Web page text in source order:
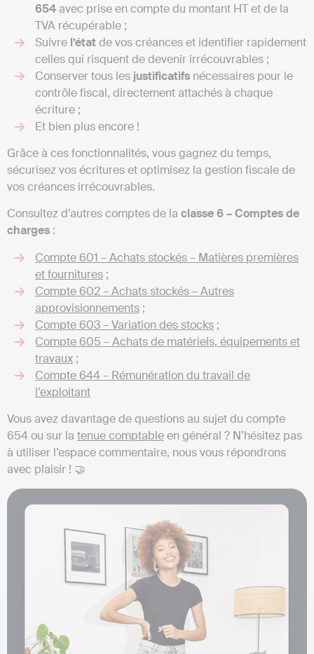
654avec prise en compte du montant HT et de la
TVA récupérable ;
Suivre l’étatde vos créances et identifier rapidement
celles qui risquent de devenir irrécouvrables ;
Conserver tous les justificatifs nécessaires pour le
contrôle fiscal, directement attachés à chaque
écriture ;
Et bien plus encore !
Grâce à ces fonctionnalités, vous gagnez du temps,
sécurisez vos écritures et optimisez la gestion fiscale de
vos créances irrécouvrables.
Consultez d’autres comptes de la classe 6 – Comptes de
charges :
Compte 601 – Achats stockés – Matières premières
et fournitures ;
Compte 602 – Achats stockés – Autres
approvisionnements ;
Compte 603 – Variation des stocks ;
Compte 605 – Achats de matériels, équipements et
travaux ;
Compte 644 – Rémunération du travail de
l’exploitant
Vous avez davantage de questions au sujet du compte
654 ou sur la tenue comptableen général ? N’hésitez pas
à utiliser l’espace commentaire, nous vous répondrons
avec plaisir ! 🤝